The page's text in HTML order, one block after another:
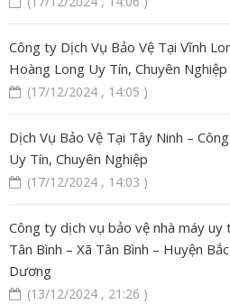
Công ty Dịch Vụ Bảo Vệ Tại Vĩnh
Hoàng Long Uy Tín, Chuyên Nghiệp
(17/12/2024 , 14:05 )
Dịch Vụ Bảo Vệ Tại Tây Ninh –
Uy Tín, Chuyên Nghiệp
(17/12/2024 , 14:03 )
Công ty dịch vụ bảo vệ nhà máy uy
Tân Bình – Xã Tân Bình – Huyện
Dương
(13/12/2024 , 21:26 )